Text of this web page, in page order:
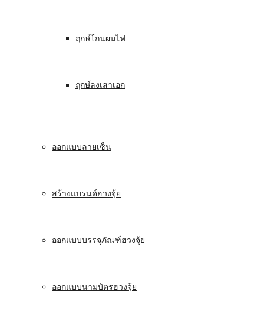
ฤกษ์โกนผมไฟ
ฤกษ์ลงเสาเอก
ออกแบบลายเซ็น
สร้างแบรนด์ฮวงจุ้ย
ออกแบบบรรจุภัณฑ์ฮวงจุ้ย
ออกแบบนามบัตรฮวงจุ้ย